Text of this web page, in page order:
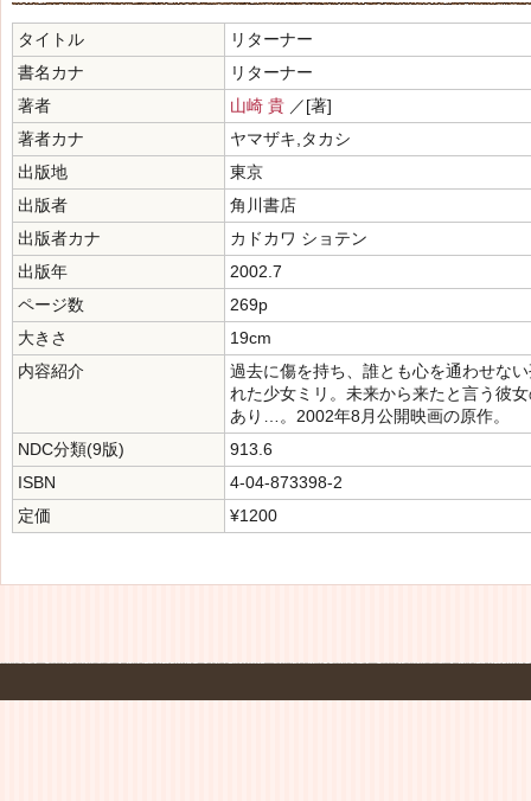
タイトル
リターナー
書名カナ
リターナー
著者
山崎 貴 ／[著]
著者カナ
ヤマザキ,タカシ
出版地
東京
出版者
角川書店
出版者カナ
カドカワ ショテン
出版年
2002.7
ページ数
269p
大きさ
19cm
内容紹介
過去に傷を持ち、誰とも心を通わせな
れた少女ミリ。未来から来たと言う彼
あり…。2002年8月公開映画の原作。
NDC分類(9版)
913.6
ISBN
4-04-873398-2
定価
¥1200